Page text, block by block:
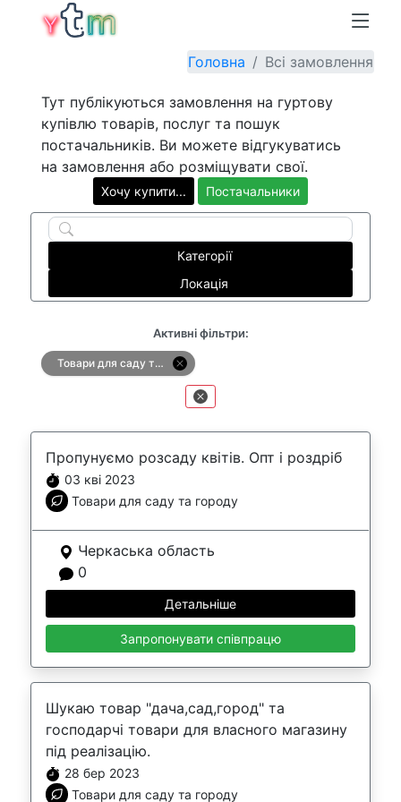
Головна Всі замовлення
Тут публікуються замовлення на гуртову
купівлю товарів, послуг та пошук
постачальників. Ви можете відгукуватись
на замовлення або розміщувати свої.
Хочу купити... Постачальники
Категорії
Локація
Активні фільтри:
Товари для саду та городу
Пропунуємо розсаду квітів. Опт і роздріб
03 кві 2023
Товари для саду та городу
Черкаська область
0
Детальніше
Запропонувати співпрацю
Шукаю товар "дача,сад,город" та
господарчі товари для власного магазину
під реалізацію.
28 бер 2023
Товари для саду та городу